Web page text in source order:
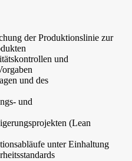
der Produktionslinie zur
und
und des
und
(Lean
unter Einhaltung